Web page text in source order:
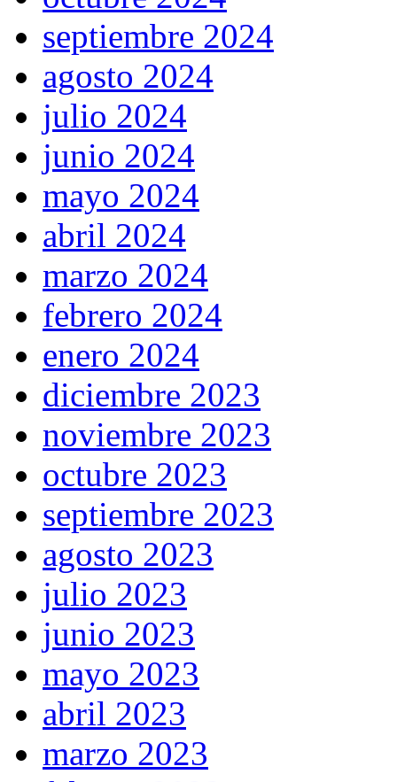
septiembre 2024
agosto 2024
julio 2024
junio 2024
mayo 2024
abril 2024
marzo 2024
febrero 2024
enero 2024
diciembre 2023
noviembre 2023
octubre 2023
septiembre 2023
agosto 2023
julio 2023
junio 2023
mayo 2023
abril 2023
marzo 2023